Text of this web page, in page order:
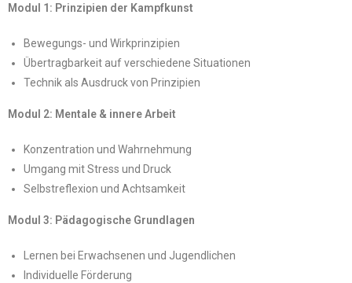
Modul 1: Prinzipien der Kampfkunst
Bewegungs- und Wirkprinzipien
Übertragbarkeit auf verschiedene Situationen
Technik als Ausdruck von Prinzipien
Modul 2: Mentale & innere Arbeit
Konzentration und Wahrnehmung
Umgang mit Stress und Druck
Selbstreflexion und Achtsamkeit
Modul 3: Pädagogische Grundlagen
Lernen bei Erwachsenen und Jugendlichen
Individuelle Förderung